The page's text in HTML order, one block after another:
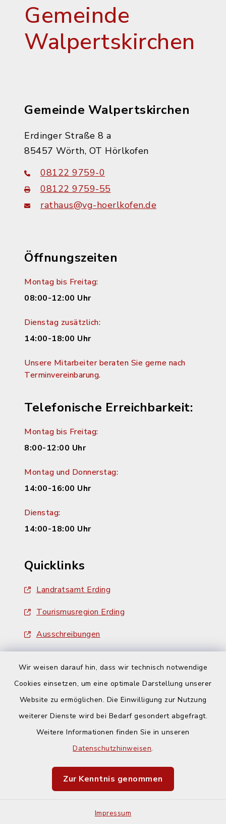
Wir weisen darauf hin, dass wir technisch notwendige
Cookies einsetzen, um eine optimale Darstellung unserer
Website zu ermöglichen. Die Einwilligung zur Nutzung
weiterer Dienste wird bei Bedarf gesondert abgefragt.
Weitere Informationen finden Sie in unseren
Datenschutzhinweisen.
Zur Kenntnis genommen
Impressum
Gemeinde
Walpertskirchen
Gemeinde Walpertskirchen
Erdinger Straße 8 a
85457 Wörth, OT Hörlkofen
08122 9759-0
08122 9759-55
rathaus@vg-hoerlkofen.de
Öffnungszeiten
Montag bis Freitag:
08:00-12:00 Uhr
Dienstag zusätzlich:
14:00-18:00 Uhr
Unsere Mitarbeiter beraten Sie gerne nach
Terminvereinbarung.
Telefonische Erreichbarkeit:
Montag bis Freitag:
8:00-12:00 Uhr
Montag und Donnerstag:
14:00-16:00 Uhr
Dienstag:
14:00-18:00 Uhr
Quicklinks
Landratsamt Erding
Tourismusregion Erding
Ausschreibungen
Barrierefreiheit
Impressum
Sitemap